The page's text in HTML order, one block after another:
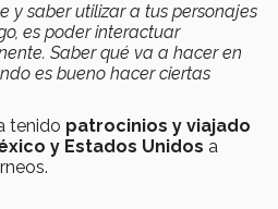
y saber utilizar a tus personajes
es poder interactuar
Saber qué va a hacer en
es bueno hacer ciertas
tenido patrocinios y viajado
y Estados Unidos a